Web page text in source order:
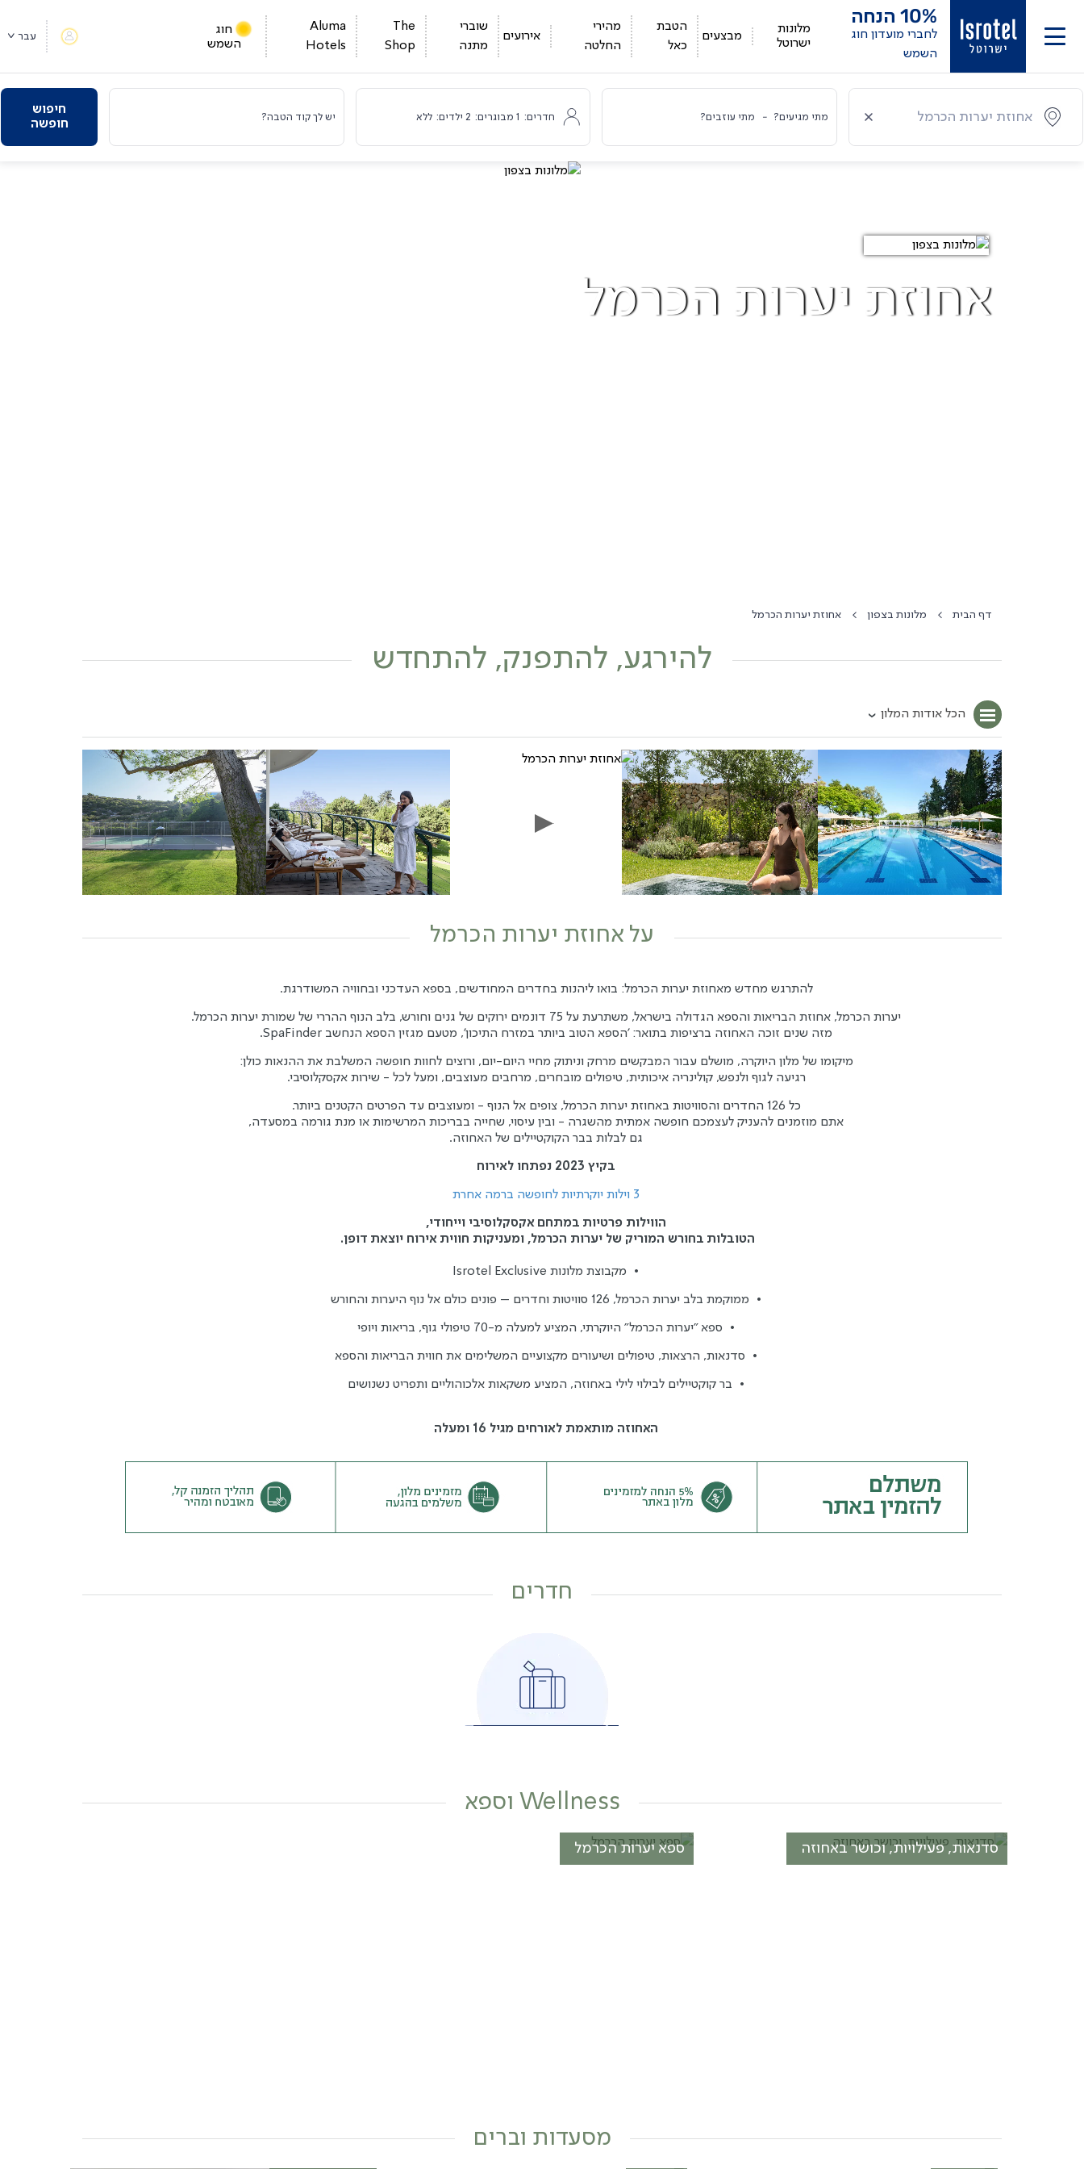
10% הנחה
לחברי מועדון חוג
השמש
מלונות
ישרוטל
מבצעים
הטבת
כאל
מהירי
החלטה
אירועים
שוברי
מתנה
The
Shop
Aluma
Hotels
חוג
השמש
עבר
מתי מגיעים? - מתי עוזבים? חדרים: 1 מבוגרים: 2 ילדים: ללא יש לך קוד הטבה?
חיפוש
חופשה
אחוזת יערות הכרמל
דף הבית מלונות בצפון אחוזת יערות הכרמל
להירגע, להתפנק, להתחדש
הכל אודות המלון
על אחוזת יערות הכרמל
להתרגש מחדש מאחוזת יערות הכרמל: בואו ליהנות בחדרים המחודשים, בספא העדכני ובחוויה המשודרגת.
יערות הכרמל, אחוזת הבריאות והספא הגדולה בישראל, משתרעת על 75 דונמים ירוקים של גנים וחורש, בלב הנוף ההררי של שמורת יערות הכרמל.
מזה שנים זוכה האחוזה ברציפות בתואר: 'הספא הטוב ביותר במזרח התיכון', מטעם מגזין הספא הנחשב SpaFinder.
מיקומו של מלון היוקרה, מושלם עבור המבקשים מרחק וניתוק מחיי היום-יום, ורוצים לחוות חופשה המשלבת את ההנאות כולן:
רגיעה לגוף ולנפש, קולינריה איכותית, טיפולים מובחרים, מרחבים מעוצבים, ומעל לכל - שירות אקסקלוסיבי.
כל 126 החדרים והסוויטות באחוזת יערות הכרמל, צופים אל הנוף - ומעוצבים עד הפרטים הקטנים ביותר.
אתם מוזמנים להעניק לעצמכם חופשה אמתית מהשגרה - ובין עיסוי, שחייה בבריכות המרשימות או מנת גורמה במסעדה,
גם לבלות בבר הקוקטיילים של האחוזה.
בקיץ 2023 נפתחו לאירוח
3 וילות יוקרתיות לחופשה ברמה אחרת
הווילות פרטיות במתחם אקסקלוסיבי וייחודי,
הטובלות בחורש המוריק של יערות הכרמל, ומעניקות חווית אירוח יוצאת דופן.
• מקבוצת מלונות Isrotel Exclusive
• ממוקמת בלב יערות הכרמל, 126 סוויטות וחדרים – פונים כולם אל נוף היערות והחורש
• ספא "יערות הכרמל" היוקרתי, המציע למעלה מ-70 טיפולי גוף, בריאות ויופי
• סדנאות, הרצאות, טיפולים ושיעורים מקצועיים המשלימים את חווית הבריאות והספא
• בר קוקטיילים לבילוי לילי באחוזה, המציע משקאות אלכוהוליים ותפריט נשנושים
האחוזה מותאמת לאורחים מגיל 16 ומעלה
חדרים
Wellness וספא
סדנאות, פעילויות, וכושר באחוזה ספא יערות הכרמל
מסעדות וברים